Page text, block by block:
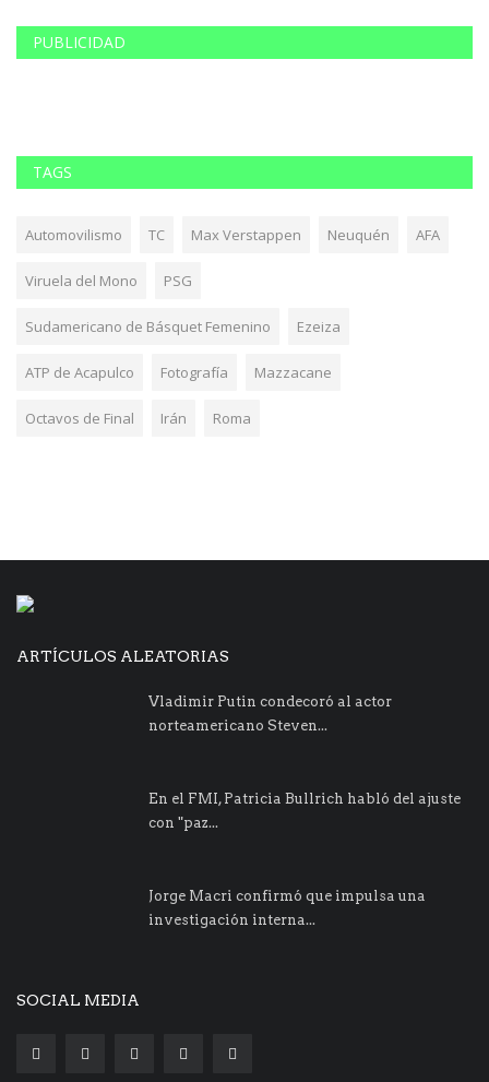
PUBLICIDAD
TAGS
Automovilismo TC Max Verstappen Neuquén AFA
Viruela del Mono PSG
Sudamericano de Básquet Femenino Ezeiza
ATP de Acapulco Fotografía Mazzacane
Octavos de Final Irán Roma
ARTÍCULOS ALEATORIAS
Vladimir Putin condecoró al actor
norteamericano Steven...
En el FMI, Patricia Bullrich habló del ajuste
con "paz...
Jorge Macri confirmó que impulsa una
investigación interna...
SOCIAL MEDIA